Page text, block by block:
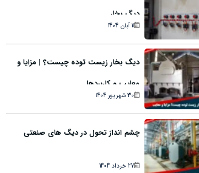
دیگ بخار
11 آبان 1404
دیگ بخار زیست توده چیست؟ | مزایا و
معایب و کاربردها
30 شهریور 1404
چشم انداز تحول در دیگ های صنعتی
27 خرداد 1404